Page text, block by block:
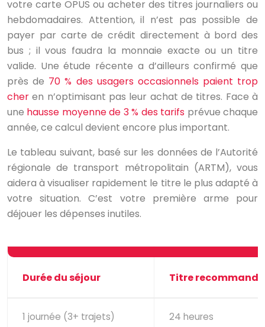
votre carte OPUS ou acheter des titres journaliers ou
hebdomadaires. Attention, il n’est pas possible de
payer par carte de crédit directement à bord des
bus ; il vous faudra la monnaie exacte ou un titre
valide. Une étude récente a d’ailleurs confirmé que
près de 70 % des usagers occasionnels paient trop
cher en n’optimisant pas leur achat de titres. Face à
une hausse moyenne de 3 % des tarifs prévue chaque
année, ce calcul devient encore plus important.
Le tableau suivant, basé sur les données de l’Autorité
régionale de transport métropolitain (ARTM), vous
aidera à visualiser rapidement le titre le plus adapté à
votre situation. C’est votre première arme pour
déjouer les dépenses inutiles.
Durée du séjour Titre recommandé
1 journée (3+ trajets) 24 heures